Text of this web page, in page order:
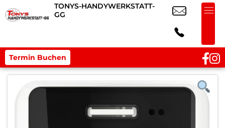
TONYS-HANDYWERKSTATT-
GG
Termin Buchen